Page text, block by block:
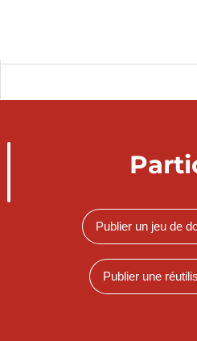
Publier un jeu de
Publier une